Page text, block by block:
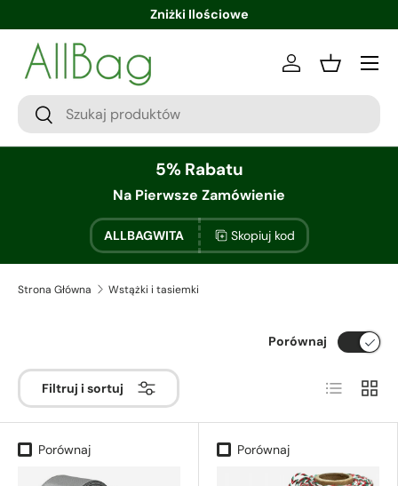
Zniżki Ilościowe
Zaloguj sie
Kosz
5% Rabatu
Na Pierwsze Zamówienie
ALLBAGWITA Skopiuj kod
Strona Główna Wstążki i tasiemki
Filtruj i sortuj
Porównaj
Lista Siatka
Porównaj Porównaj